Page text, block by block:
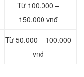
Từ 100.000 –
150.000 vnđ
Từ 50.000 – 100.000
vnđ